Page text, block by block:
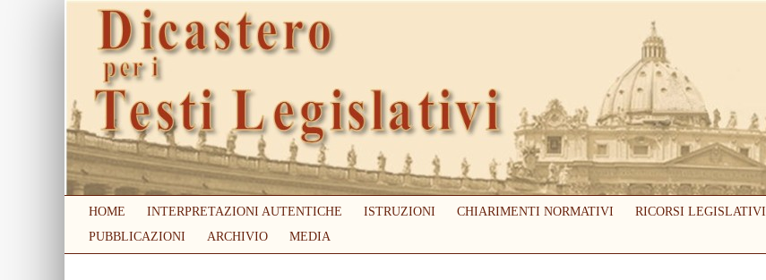
HOME INTERPRETAZIONI AUTENTICHE ISTRUZIONI CHIARIMENTI NORMATIVI RICORSI LEGISLATIVI
PUBBLICAZIONI
ARCHIVIO MEDIA